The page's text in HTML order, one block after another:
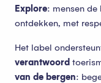
Explore: mensen
ontdekken, met
Het label
verantwoord
van de bergen: